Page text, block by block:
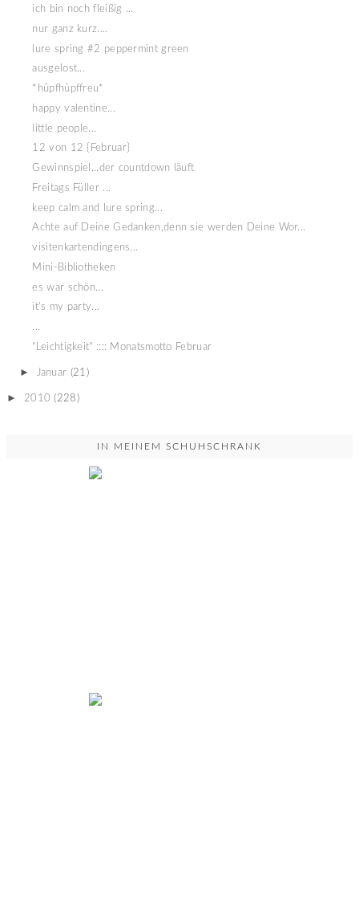
ich bin noch fleißig ...
nur ganz kurz....
lure spring #2 peppermint green
ausgelost...
*hüpfhüpffreu*
happy valentine...
little people...
12 von 12 {Februar}
Gewinnspiel...der countdown läuft
Freitags Füller ...
keep calm and lure spring...
Achte auf Deine Gedanken,denn sie werden Deine Wor...
visitenkartendingens...
Mini-Bibliotheken
es war schön...
it's my party...
...
"Leichtigkeit" :::: Monatsmotto Februar
► Januar (21)
► 2010 (228)
IN MEINEM SCHUHSCHRANK